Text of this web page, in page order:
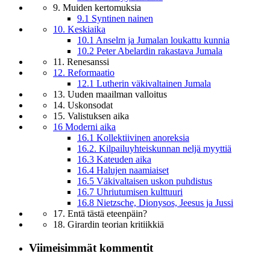
9. Muiden kertomuksia
9.1 Syntinen nainen
10. Keskiaika
10.1 Anselm ja Jumalan loukattu kunnia
10.2 Peter Abelardin rakastava Jumala
11. Renesanssi
12. Reformaatio
12.1 Lutherin väkivaltainen Jumala
13. Uuden maailman valloitus
14. Uskonsodat
15. Valistuksen aika
16 Moderni aika
16.1 Kollektiivinen anoreksia
16.2. Kilpailuyhteiskunnan neljä myyttiä
16.3 Kateuden aika
16.4 Halujen naamiaiset
16.5 Väkivaltaisen uskon puhdistus
16.7 Uhriutumisen kulttuuri
16.8 Nietzsche, Dionysos, Jeesus ja Jussi
17. Entä tästä eteenpäin?
18. Girardin teorian kritiikkiä
Viimeisimmät kommentit